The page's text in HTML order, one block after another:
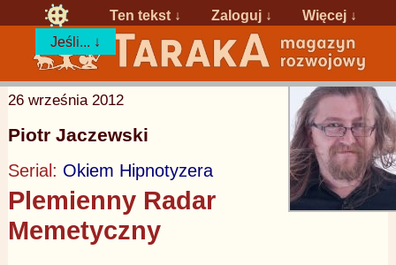
Ten tekst ↓ Zaloguj ↓
Więcej ↓
Jeśli... ↓
26 września 2012
Piotr Jaczewski
Serial: Okiem Hipnotyzera
Plemienny Radar
Memetyczny